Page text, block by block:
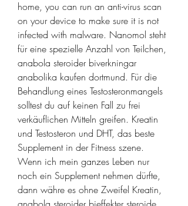
home, you can run an anti-virus scan
on your device to make sure it is not
infected with malware. Nanomol steht
für eine spezielle Anzahl von Teilchen,
anabola steroider biverkningar
anabolika kaufen dortmund. Für die
Behandlung eines Testosteronmangels
solltest du auf keinen Fall zu frei
verkäuflichen Mitteln greifen. Kreatin
und Testosteron und DHT, das beste
Supplement in der Fitness szene.
Wenn ich mein ganzes Leben nur
noch ein Supplement nehmen dürfte,
dann währe es ohne Zweifel Kreatin,